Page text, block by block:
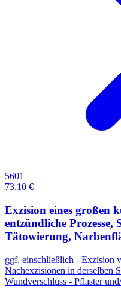
5601
73,10 €
Exzision eines großen
entzündliche
Tätowierung,
ggf. einschließlich - Exzision
Nachexzisionen in derselben
Wundverschluss - Pflaster